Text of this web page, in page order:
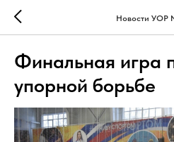
Новости
Финальная игра
упорной борьбе